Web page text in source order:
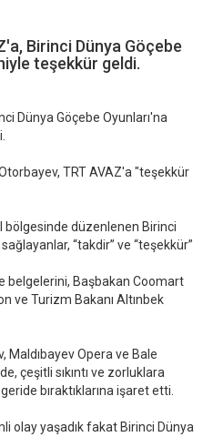
Birinci Dünya Göçebe
teşekkür geldi.
Dünya Göçebe Oyunları'na
TRT AVAZ'a "teşekkür
bölgesinde düzenlenen Birinci
“takdir” ve “teşekkür”
belgelerini, Başbakan Coomart
ve Turizm Bakanı Altınbek
Maldıbayev Opera ve Bale
çeşitli sıkıntı ve zorluklara
bıraktıklarına işaret etti.
olay yaşadık fakat Birinci Dünya